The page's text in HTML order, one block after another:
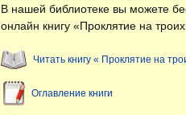
В нашей библиотеке вы можете
онлайн книгу «Проклятие на
Читать книгу « Проклятие на
Оглавление книги